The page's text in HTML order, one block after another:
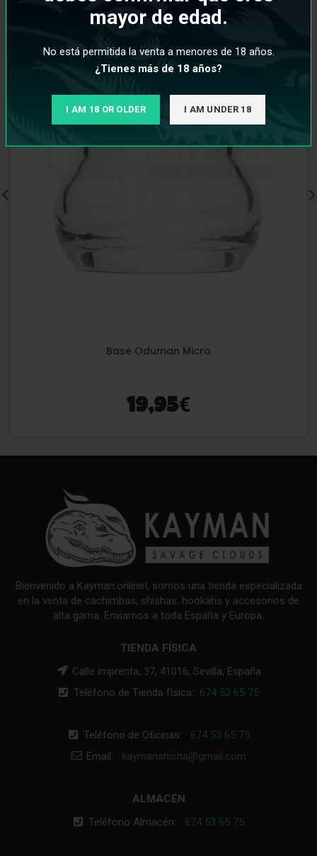
mayor de edad.
No está permitida la venta a menores de 18 años.
¿Tienes más de 18 años?
I AM 18 OR OLDER I AM UNDER 18
Base Oduman Micro
19,95€
Bienvenido a Kayman.online!, somos una tienda especializada
en la venta de cachimbas, shishas, hookahs y accesorios de
alta gama. Enviamos a toda España y Europa.
TIENDA FÍSICA
Calle imprenta, 37, 41016, Sevilla, España
Teléfono de Tienda física: 674 53 65 75
Teléfono de Oficinas: 674 53 65 75
Email: kaymanshisha@gmail.com
ALMACÉN
Teléfono Almacén: 674 53 65 75